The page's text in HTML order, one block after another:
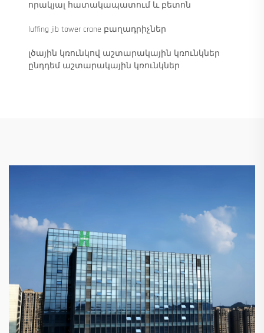
որակյալ հատակապատում և բետոն
luffing jib tower crane բաղադրիչներ
լծային կռունկով աշտարակային կռունկներ
ընդդեմ աշտարակային կռունկներ